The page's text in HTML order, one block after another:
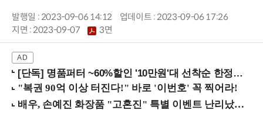
발행일 : 2023-09-06 14:12
업데이트 : 2023-09-06 17:26
지면 :2023-09-07 3면
[단독] 명품퍼터 ~60%할인 '10만원'대 선착순 한정판매!